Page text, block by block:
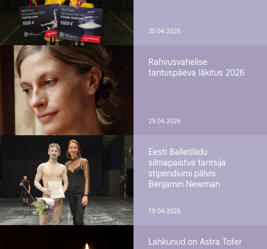
30.04.2026
Rahvusvahelise
tantuspäeva läkitus 2026
29.04.2026
Eesti Balletiliidu
silmapaistva tantsija
stipendiumi pälvis
Benjamin Newman
19.04.2026
Lahkunud on Astra Tofer